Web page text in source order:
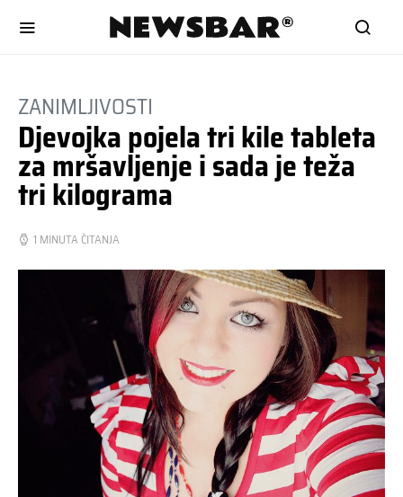
ZANIMLJIVOSTI
Djevojka pojela tri kile tableta
za mršavljenje i sada je teža
tri kilograma
1 MINUTA ČITANJA